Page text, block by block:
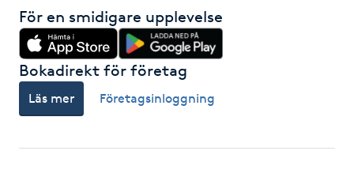
Fransk manikyr
Fransrengöring
Frekvensterapi
För en smidigare upplevelse
Bokadirekt för företag
Läs mer Företagsinloggning